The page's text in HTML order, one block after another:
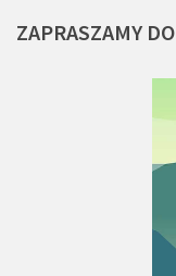
ZAPRASZAMY DO